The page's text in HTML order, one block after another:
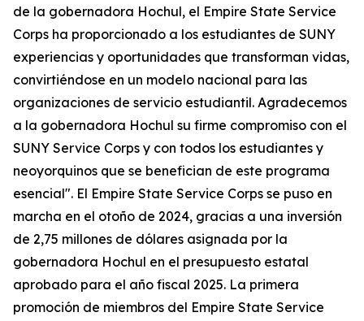
de la gobernadora Hochul, el Empire State Service
Corps ha proporcionado a los estudiantes de SUNY
experiencias y oportunidades que transforman vidas,
convirtiéndose en un modelo nacional para las
organizaciones de servicio estudiantil. Agradecemos
a la gobernadora Hochul su firme compromiso con el
SUNY Service Corps y con todos los estudiantes y
neoyorquinos que se benefician de este programa
esencial". El Empire State Service Corps se puso en
marcha en el otoño de 2024, gracias a una inversión
de 2,75 millones de dólares asignada por la
gobernadora Hochul en el presupuesto estatal
aprobado para el año fiscal 2025. La primera
promoción de miembros del Empire State Service